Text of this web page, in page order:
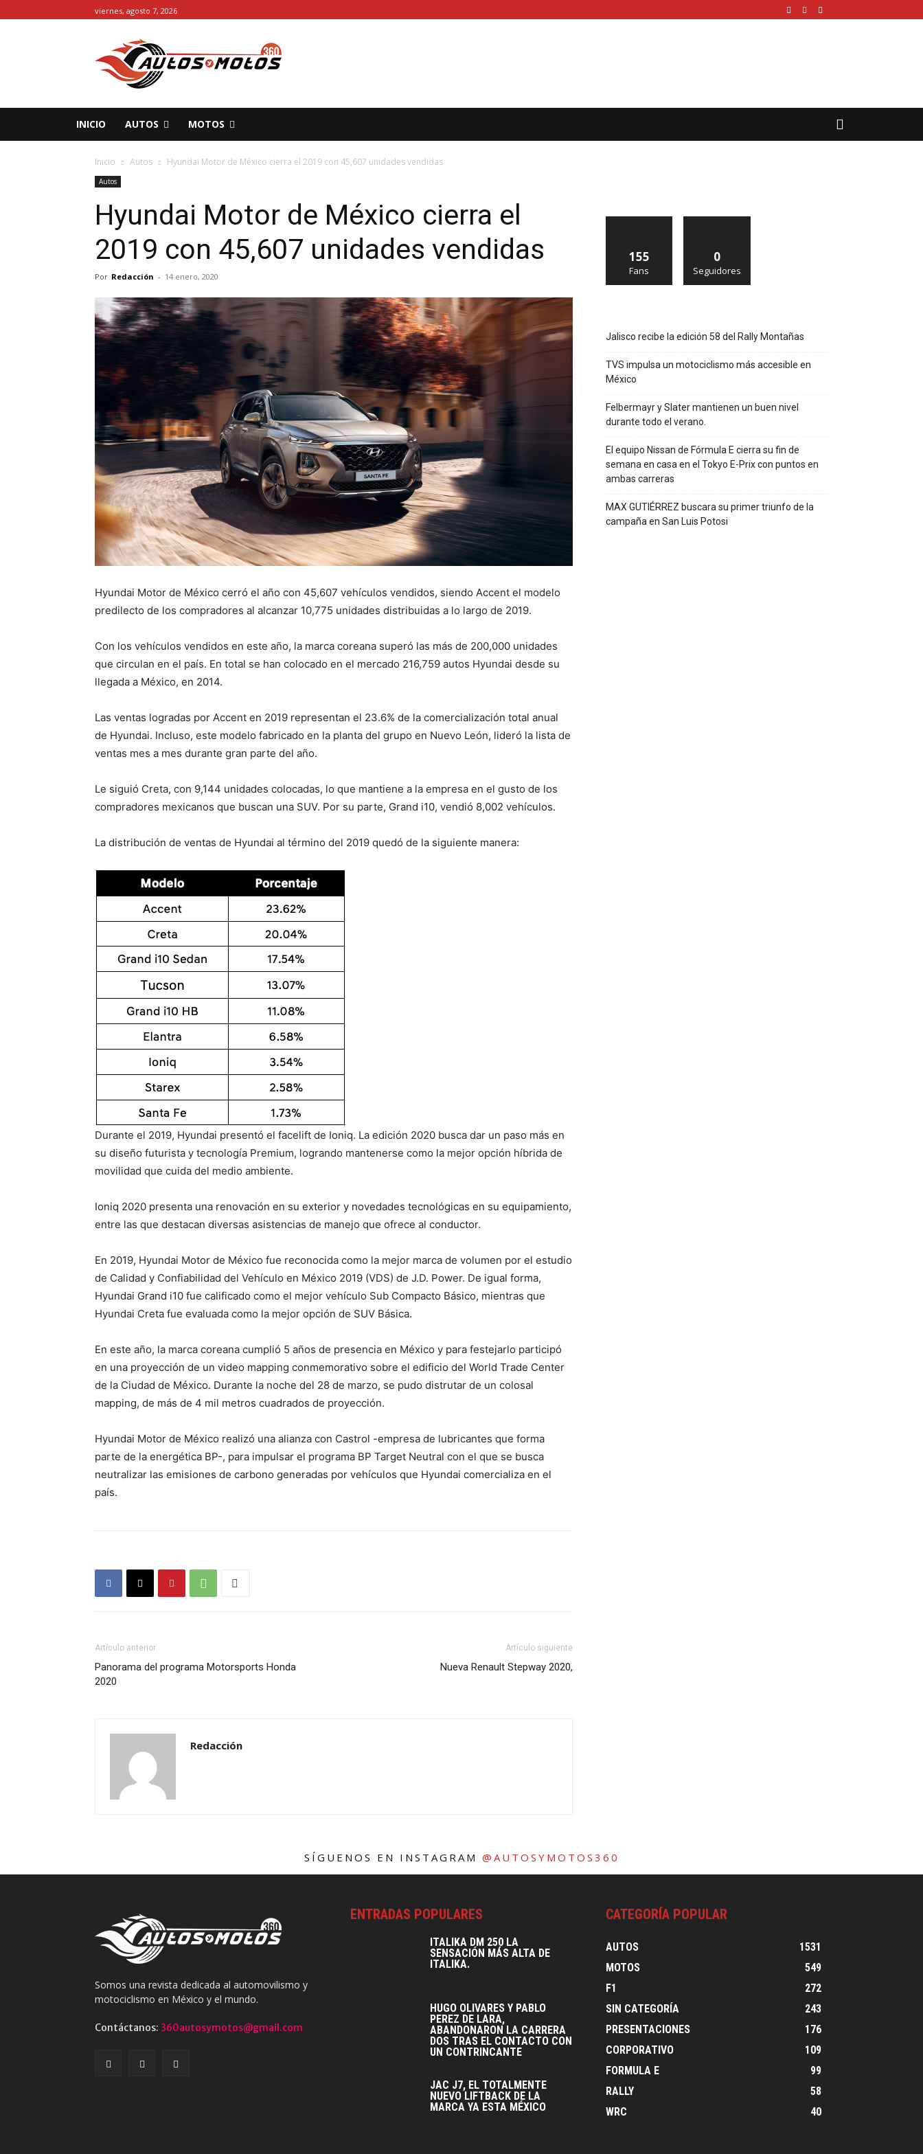
viernes, agosto 7, 2026
INICIO AUTOS MOTOS
Inicio Autos Hyundai Motor de México cierra el 2019 con 45,607 unidades vendidas
Autos
Hyundai Motor de México cierra el
2019 con 45,607 unidades vendidas
Por Redacción - 14 enero, 2020
Hyundai Motor de México cerró el año con 45,607 vehículos vendidos, siendo Accent el modelo
predilecto de los compradores al alcanzar 10,775 unidades distribuidas a lo largo de 2019.
Con los vehículos vendidos en este año, la marca coreana superó las más de 200,000 unidades
que circulan en el país. En total se han colocado en el mercado 216,759 autos Hyundai desde su
llegada a México, en 2014.
Las ventas logradas por Accent en 2019 representan el 23.6% de la comercialización total anual
de Hyundai. Incluso, este modelo fabricado en la planta del grupo en Nuevo León, lideró la lista de
ventas mes a mes durante gran parte del año.
Le siguió Creta, con 9,144 unidades colocadas, lo que mantiene a la empresa en el gusto de los
compradores mexicanos que buscan una SUV. Por su parte, Grand i10, vendió 8,002 vehículos.
La distribución de ventas de Hyundai al término del 2019 quedó de la siguiente manera:
Durante el 2019, Hyundai presentó el facelift de Ioniq. La edición 2020 busca dar un paso más en
su diseño futurista y tecnología Premium, logrando mantenerse como la mejor opción híbrida de
movilidad que cuida del medio ambiente.
Ioniq 2020 presenta una renovación en su exterior y novedades tecnológicas en su equipamiento,
entre las que destacan diversas asistencias de manejo que ofrece al conductor.
En 2019, Hyundai Motor de México fue reconocida como la mejor marca de volumen por el estudio
de Calidad y Confiabilidad del Vehículo en México 2019 (VDS) de J.D. Power. De igual forma,
Hyundai Grand i10 fue calificado como el mejor vehículo Sub Compacto Básico, mientras que
Hyundai Creta fue evaluada como la mejor opción de SUV Básica.
En este año, la marca coreana cumplió 5 años de presencia en México y para festejarlo participó
en una proyección de un video mapping conmemorativo sobre el edificio del World Trade Center
de la Ciudad de México. Durante la noche del 28 de marzo, se pudo distrutar de un colosal
mapping, de más de 4 mil metros cuadrados de proyección.
Hyundai Motor de México realizó una alianza con Castrol -empresa de lubricantes que forma
parte de la energética BP-, para impulsar el programa BP Target Neutral con el que se busca
neutralizar las emisiones de carbono generadas por vehículos que Hyundai comercializa en el
país.
Artículo anterior
Panorama del programa Motorsports Honda
2020
Artículo siguiente
Nueva Renault Stepway 2020,
Redacción
155
Fans
0
Seguidores
Jalisco recibe la edición 58 del Rally Montañas
TVS impulsa un motociclismo más accesible en
México
Felbermayr y Slater mantienen un buen nivel
durante todo el verano.
El equipo Nissan de Fórmula E cierra su fin de
semana en casa en el Tokyo E-Prix con puntos en
ambas carreras
MAX GUTIÉRREZ buscara su primer triunfo de la
campaña en San Luis Potosi
SÍGUENOS EN INSTAGRAM @AUTOSYMOTOS360
Somos una revista dedicada al automovilismo y
motociclismo en México y el mundo.
Contáctanos: 360autosymotos@gmail.com
ENTRADAS POPULARES
ITALIKA DM 250 LA
SENSACIÓN MÁS ALTA DE
ITALIKA.
HUGO OLIVARES Y PABLO
PEREZ DE LARA,
ABANDONARON LA CARRERA
DOS TRAS EL CONTACTO CON
UN CONTRINCANTE
JAC J7, EL TOTALMENTE
NUEVO LIFTBACK DE LA
MARCA YA ESTA MÉXICO
CATEGORÍA POPULAR
AUTOS
1531
MOTOS
549
F1
272
SIN CATEGORÍA
243
PRESENTACIONES
176
CORPORATIVO
109
FORMULA E
99
RALLY
58
WRC
40